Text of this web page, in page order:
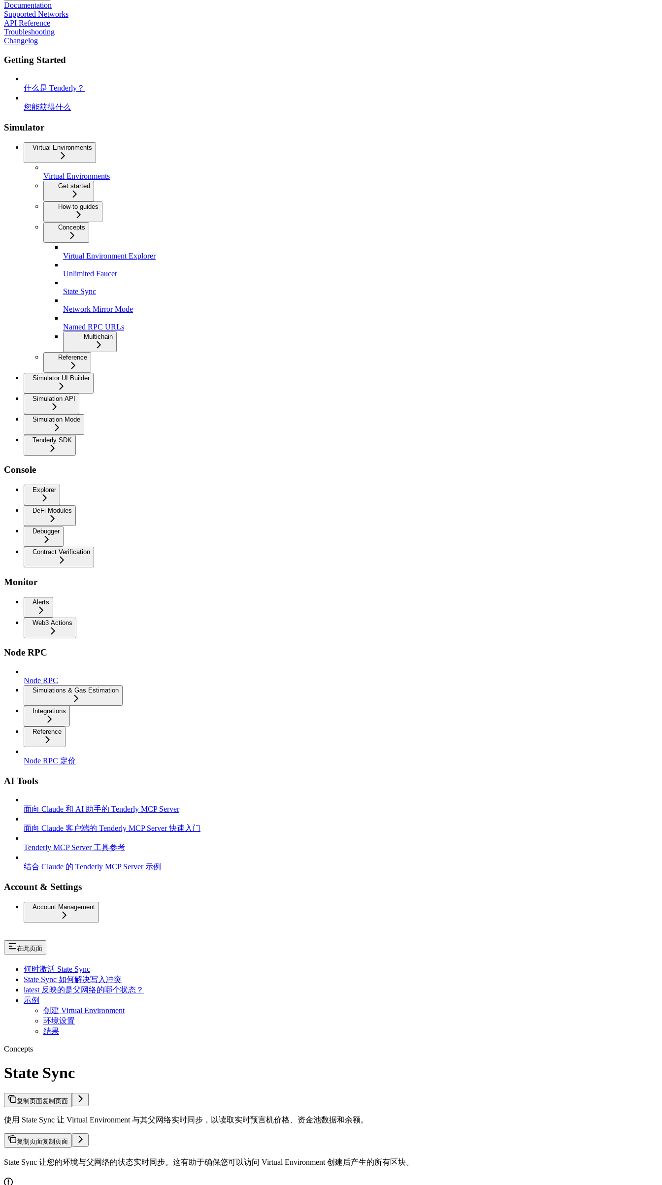
Documentation
Supported Networks
API Reference
Troubleshooting
Changelog
Getting Started
什么是 Tenderly？
您能获得什么
Simulator
Virtual Environments
Virtual Environments
Get started
How-to guides
Concepts
Virtual Environment Explorer
Unlimited Faucet
State Sync
Network Mirror Mode
Named RPC URLs
Multichain
Reference
Simulator UI Builder
Simulation API
Simulation Mode
Tenderly SDK
Console
Explorer
DeFi Modules
Debugger
Contract Verification
Monitor
Alerts
Web3 Actions
Node RPC
Node RPC
Simulations & Gas Estimation
Integrations
Reference
Node RPC 定价
AI Tools
面向 Claude 和 AI 助手的 Tenderly MCP Server
面向 Claude 客户端的 Tenderly MCP Server 快速入门
Tenderly MCP Server 工具参考
结合 Claude 的 Tenderly MCP Server 示例
Account & Settings
Account Management
在此页面
何时激活 State Sync
State Sync 如何解决写入冲突
latest 反映的是父网络的哪个状态？
示例
创建 Virtual Environment
环境设置
结果
Concepts
State Sync
复制页面复制页面
使用 State Sync 让 Virtual Environment 与其父网络实时同步，以读取实时预言机价格、资金池数据和余额。
复制页面复制页面
State Sync 让您的环境与父网络的状态实时同步。这有助于确保您可以访问 Virtual Environment 创建后产生的所有区块。